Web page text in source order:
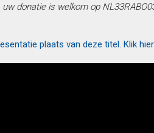
donatie is welkom op
plaats van deze titel. Klik